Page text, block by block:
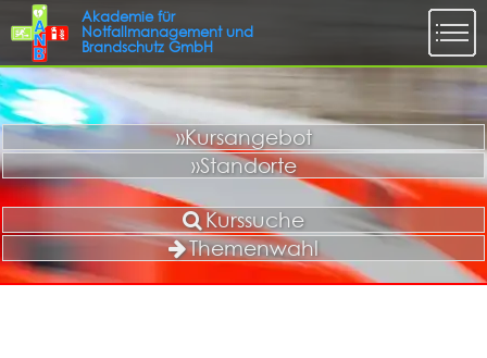
»Kursangebot
»Standorte
Kurssuche
Themenwahl